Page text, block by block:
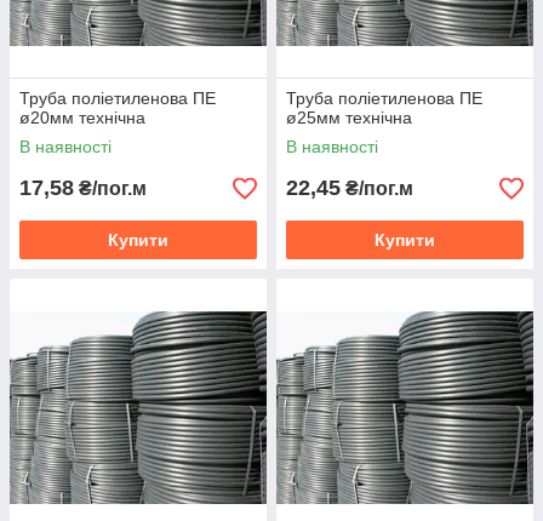
Труба поліетиленова ПЕ
ø20мм технічна
В наявності
17,58 ₴/пог.м
Купити
Труба поліетиленова ПЕ
ø25мм технічна
В наявності
22,45 ₴/пог.м
Купити